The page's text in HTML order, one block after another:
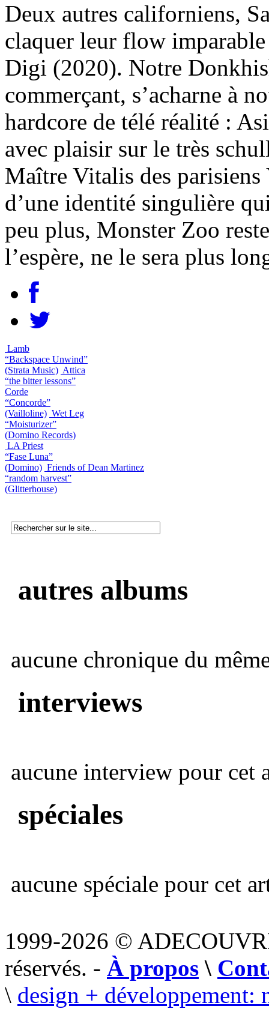
Deux autres californiens,
claquer leur flow
Digi (2020). Notre
commerçant, s’acharne à
hardcore de télé réalité :
avec plaisir sur le très
Maître Vitalis des
d’une identité singulière
peu plus, Monster Zoo
l’espère, ne le sera plus
Lamb
“Backspace Unwind”
(Strata Music) Attica
“the bitter lessons”
Corde
“Concorde”
(Vailloline) Wet Leg
“Moisturizer”
(Domino Records)
LA Priest
“Fase Luna”
(Domino) Friends of Dean Martinez
“random harvest”
(Glitterhouse)
autres albums
aucune chronique du
interviews
aucune interview pour cet
spéciales
aucune spéciale pour cet
1999-2026 ©
réservés. - À propos \
\ design + développement: